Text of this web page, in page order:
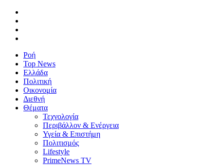
Ροή
Top News
Ελλάδα
Πολιτική
Οικονομία
Διεθνή
Θέματα
Τεχνολογία
Περιβάλλον & Ενέργεια
Υγεία & Επιστήμη
Πολιτισμός
Lifestyle
PrimeNews TV